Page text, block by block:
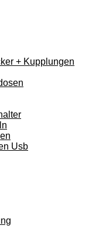
+ Kupplungen
Usb